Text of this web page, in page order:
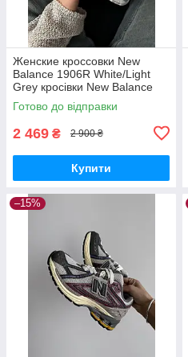
Женские кроссовки New
Balance 1906R White/Light
Grey кросівки New Balance
Готово до відправки
2 469 ₴ 2 900 ₴
Купити
–15%